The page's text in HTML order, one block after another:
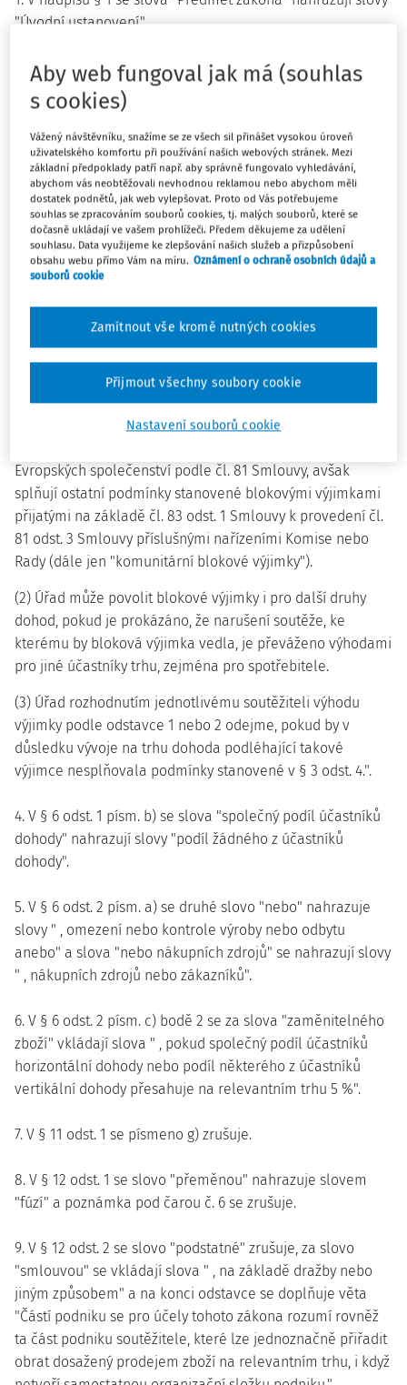
"Úvodní ustanovení".
2. V § 1 se na konci textu odstavce 2 doplňují slova "a
Nařízení Rady (ES) o kontrole spojování podniků
jen "Nařízení o fúzích")".
Poznámka pod čarou č. 1b zní:
"1b) Nařízení Rady (ES) č. 139/2004 o kontrole spojování
podniků.".
Dosavadní poznámka pod čarou č. 1b se včetně odkazu na
poznámku pod čarou označuje jako poznámka pod čarou
č. 1c.
3. Za § 3 se vkládá nový § 4, který zní:
"§ 4
Blokové výjimky
(1) Zákaz podle § 3 odst. 1se nevztahuje na dohody, které
Evropských společenství podle čl. 81 Smlouvy, avšak
splňují ostatní podmínky stanovené blokovými výjimkami
přijatými na základě čl. 83 odst. 1 Smlouvy k provedení čl.
81 odst. 3 Smlouvy příslušnými nařízeními Komise nebo
Rady (dále jen "komunitární blokové výjimky").
(2) Úřad může povolit blokové výjimky i pro další druhy
dohod, pokud je prokázáno, že narušení soutěže, ke
kterému by bloková výjimka vedla, je převáženo výhodami
pro jiné účastníky trhu, zejména pro spotřebitele.
(3) Úřad rozhodnutím jednotlivému soutěžiteli výhodu
výjimky podle odstavce 1 nebo 2 odejme, pokud by v
důsledku vývoje na trhu dohoda podléhající takové
výjimce nesplňovala podmínky stanovené v § 3 odst. 4.".
4. V § 6 odst. 1 písm. b) se slova "společný podíl účastníků
dohody" nahrazují slovy "podíl žádného z účastníků
dohody".
5. V § 6 odst. 2 písm. a) se druhé slovo "nebo" nahrazuje
slovy " , omezení nebo kontrole výroby nebo odbytu
anebo" a slova "nebo nákupních zdrojů" se nahrazují slovy
" , nákupních zdrojů nebo zákazníků".
6. V § 6 odst. 2 písm. c) bodě 2 se za slova "zaměnitelného
zboží" vkládají slova " , pokud společný podíl účastníků
horizontální dohody nebo podíl některého z účastníků
vertikální dohody přesahuje na relevantním trhu 5 %".
7. V § 11 odst. 1 se písmeno g) zrušuje.
8. V § 12 odst. 1 se slovo "přeměnou" nahrazuje slovem
"fúzí" a poznámka pod čarou č. 6 se zrušuje.
9. V § 12 odst. 2 se slovo "podstatné" zrušuje, za slovo
"smlouvou" se vkládají slova " , na základě dražby nebo
jiným způsobem" a na konci odstavce se doplňuje věta
"Částí podniku se pro účely tohoto zákona rozumí rovněž
ta část podniku soutěžitele, které lze jednoznačně přiřadit
obrat dosažený prodejem zboží na relevantním trhu, i když
Aby web fungoval jak má (souhlas
s cookies)
Vážený návštěvníku, snažíme se ze všech sil přinášet vysokou úroveň
uživatelského komfortu při používání našich webových stránek. Mezi
základní předpoklady patří např. aby správně fungovalo vyhledávání,
abychom vás neobtěžovali nevhodnou reklamou nebo abychom měli
dostatek podnětů, jak web vylepšovat. Proto od Vás potřebujeme
souhlas se zpracováním souborů cookies, tj. malých souborů, které se
dočasně ukládají ve vašem prohlížeči. Předem děkujeme za udělení
souhlasu. Data využijeme ke zlepšování našich služeb a přizpůsobení
obsahu webu přímo Vám na míru. Oznámení o ochraně osobních údajů a
souborů cookie
Nastavení souborů cookie
Zamítnout vše kromě nutných cookies
Přijmout všechny soubory cookie